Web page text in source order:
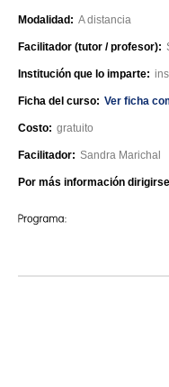
Modalidad: A distancia
Facilitador (tutor / profesor):
Institución que lo imparte:
Ficha del curso: Ver ficha
Costo: gratuito
Facilitador: Sandra Marichal
Por más información